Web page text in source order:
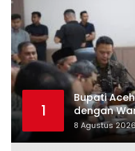
1
Bupati
dengan
8 Agustus 2026